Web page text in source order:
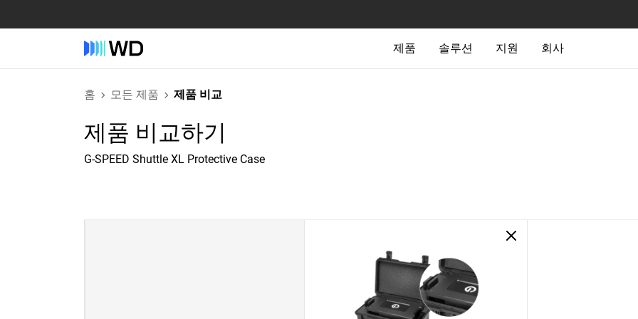
제품 솔루션 지원 회사
홈 모든 제품 제품 비교
제품 비교하기
G-SPEED Shuttle XL Protective Case